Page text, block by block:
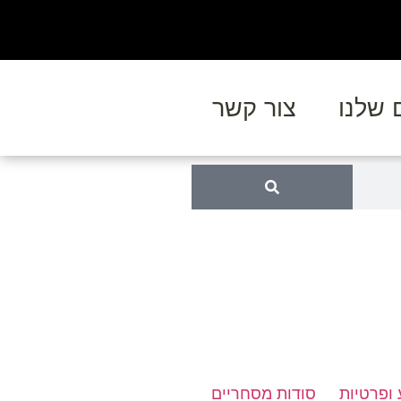
שלנו צור קשר
ופרטיות סודות מסחריים